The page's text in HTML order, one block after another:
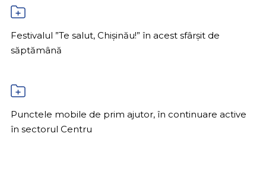
Festivalul ”Te salut, Chișinău!” în acest sfârșit de
săptămână
Punctele mobile de prim ajutor, în continuare active
în sectorul Centru